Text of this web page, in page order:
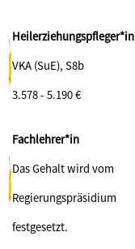
Heilerziehungspfleger*in
VKA (SuE), S8b
3.578 - 5.190€
Fachlehrer*in
Das Gehalt wird vom
Regierungspräsidium
festgesetzt.